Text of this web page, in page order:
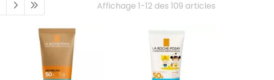
Affichage 1-12 des 109 articles